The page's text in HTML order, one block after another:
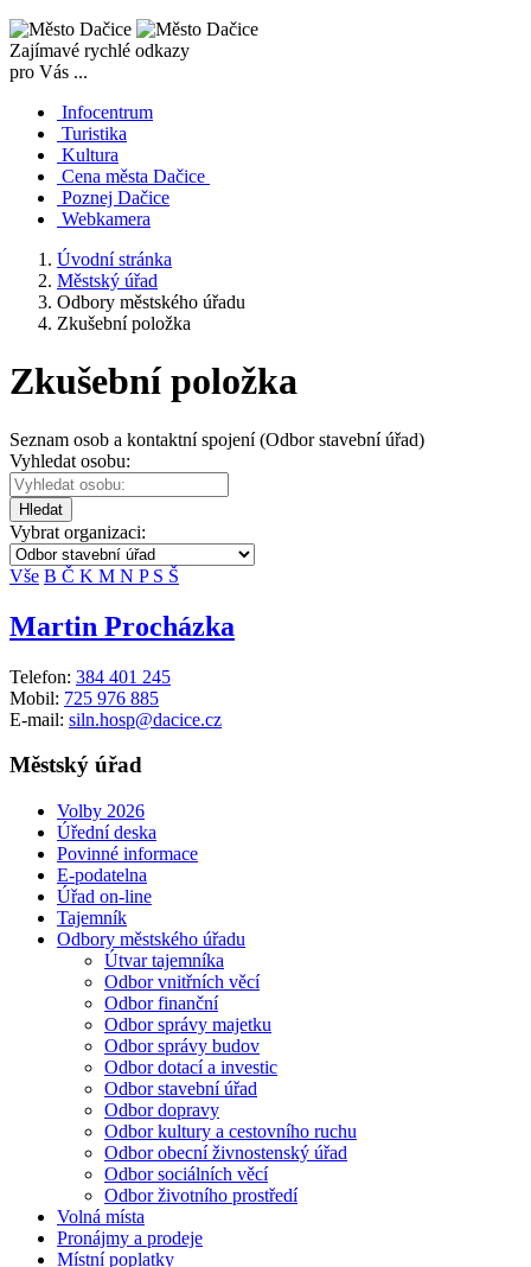
Zajímavé rychlé odkazy
pro Vás ...
Infocentrum
Turistika
Kultura
Cena města Dačice
Poznej Dačice
Webkamera
Úvodní stránka
Městský úřad
Odbory městského úřadu
Zkušební položka
Zkušební položka
Seznam osob a kontaktní spojení (Odbor stavební úřad)
Vyhledat osobu:
Hledat
Vybrat organizaci:
Vše B Č K M N P S Š
Martin Procházka
Telefon: 384 401 245
Mobil: 725 976 885
E-mail: siln.hosp@dacice.cz
Městský úřad
Volby 2026
Úřední deska
Povinné informace
E-podatelna
Úřad on-line
Tajemník
Odbory městského úřadu
Útvar tajemníka
Odbor vnitřních věcí
Odbor finanční
Odbor správy majetku
Odbor správy budov
Odbor dotací a investic
Odbor stavební úřad
Odbor dopravy
Odbor kultury a cestovního ruchu
Odbor obecní živnostenský úřad
Odbor sociálních věcí
Odbor životního prostředí
Volná místa
Pronájmy a prodeje
Místní poplatky